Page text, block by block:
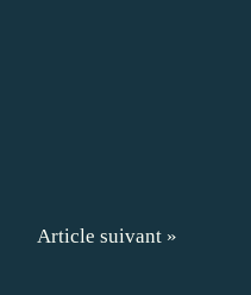
Article suivant »